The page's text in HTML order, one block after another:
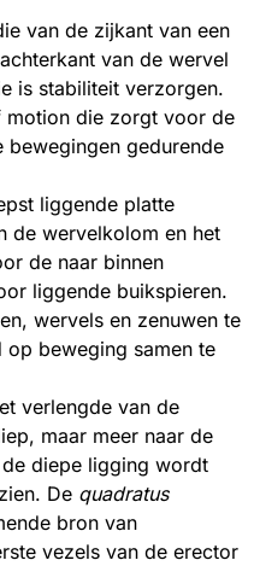
van de zijkant van een
van de wervel
is stabiliteit verzorgen.
motion die zorgt voor de
bewegingen gedurende
liggende platte
de wervelkolom en het
de naar binnen
liggende buikspieren.
wervels en zenuwen te
beweging samen te
verlengde van de
maar meer naar de
diepe ligging wordt
De quadratus
bron van
vezels van de erector